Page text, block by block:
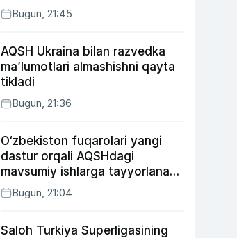
Bugun, 21:45
AQSH Ukraina bilan razvedka
ma’lumotlari almashishni qayta
tikladi
Bugun, 21:36
O‘zbekiston fuqarolari yangi
dastur orqali AQSHdagi
mavsumiy ishlarga tayyorlanadi
va joylashtiriladi
Bugun, 21:04
Saloh Turkiya Superligasining